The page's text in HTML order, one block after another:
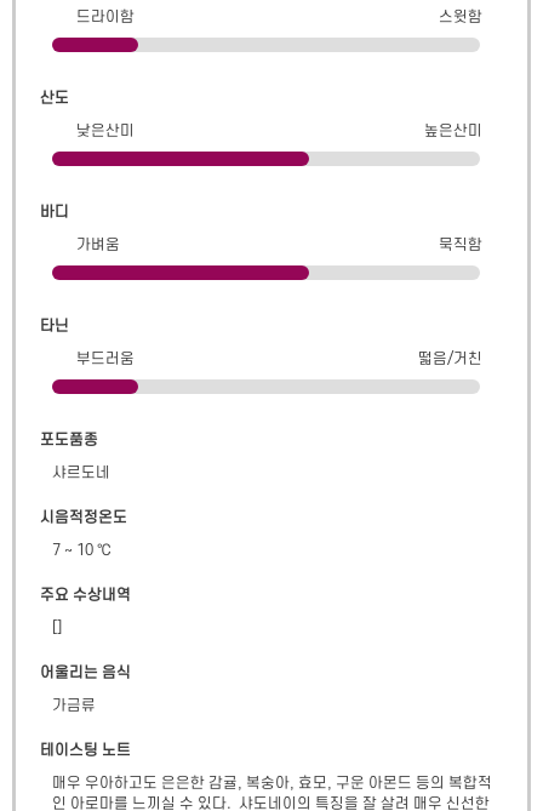
드라이함
스윗함
산도
낮은산미
높은산미
바디
가벼움
묵직함
타닌
부드러움
떫음/거친
포도품종
샤르도네
시음적정온도
7 ~ 10 ℃
주요 수상내역
어울리는 음식
가금류
테이스팅 노트
매우 우아하고도 은은한 감귤, 복숭아, 효모, 구운 아몬드 등의 복합적
인 아로마를 느끼실 수 있다.  샤도네이의 특징을 잘 살려 매우 신선한